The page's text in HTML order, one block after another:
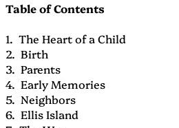
Table of Contents
1. The Heart of a Child
2. Birth
3. Parents
4. Early Memories
5. Neighbors
6. Ellis Island